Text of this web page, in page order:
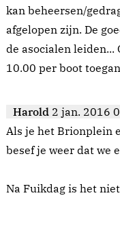
kan beheersen/
afgelopen zijn. De
de asocialen leiden...
10.00 per boot
Harold 2 jan. 2016
Als je het Brionplein
besef je weer dat we
Na Fuikdag is het